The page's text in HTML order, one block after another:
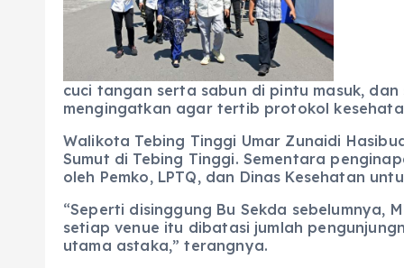
cuci tangan serta sabun di pintu masuk,
mengingatkan agar tertib protokol
Walikota Tebing Tinggi Umar Zunaidi
Sumut di Tebing Tinggi. Sementara
oleh Pemko, LPTQ, dan Dinas Kesehatan
“Seperti disinggung Bu Sekda sebelumnya,
setiap venue itu dibatasi jumlah
utama astaka,” terangnya.